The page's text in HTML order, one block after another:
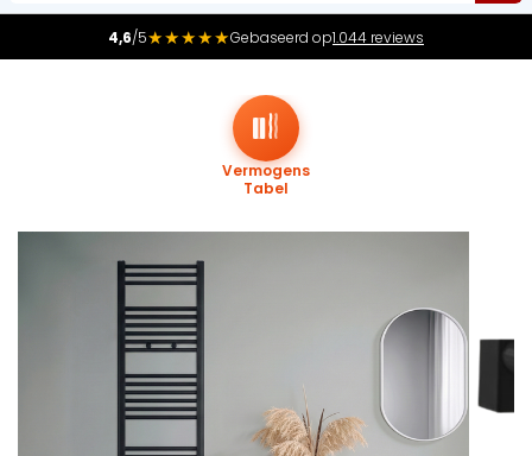
4,6/5★★★★★Gebaseerd op1.044 reviews
Vermogens
Tabel